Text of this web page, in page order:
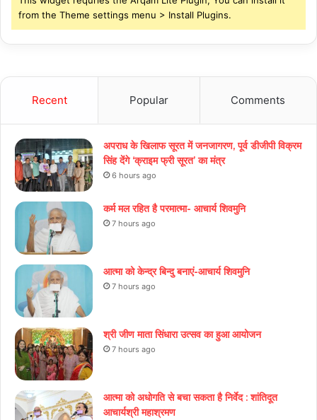
from the Theme settings menu > Install Plugins.
Recent Popular Comments
अपराध के खिलाफ सूरत में जनजागरण, पूर्व डीजीपी विक्रम
सिंह देंगे ‘क्राइम फ्री सूरत’ का मंत्र
6 hours ago
कर्म मल रहित है परमात्मा- आचार्य शिवमुनि
7 hours ago
आत्मा को केन्द्र बिन्दु बनाएं-आचार्य शिवमुनि
7 hours ago
श्री जीण माता सिंधारा उत्सव का हुआ आयोजन
7 hours ago
आत्मा को अधोगति से बचा सकता है निर्वेद : शांतिदूत
आचार्यश्री महाश्रमण